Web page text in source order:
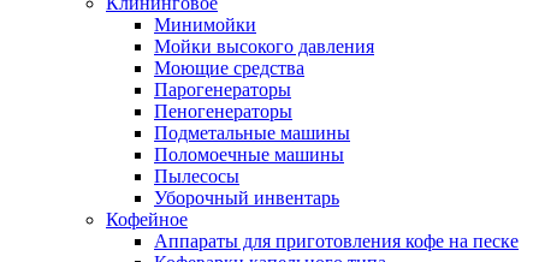
Минимойки
Мойки высокого давления
Моющие средства
Парогенераторы
Пеногенераторы
Подметальные машины
Поломоечные машины
Пылесосы
Уборочный инвентарь
Кофейное
Аппараты для приготовления кофе на песке